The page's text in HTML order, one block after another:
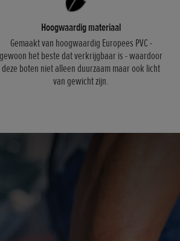
Hoogwaardig materiaal
Gemaakt van hoogwaardig Europees PVC -
gewoon het beste dat verkrijgbaar is - waardoor
deze boten niet alleen duurzaam maar ook licht
van gewicht zijn.